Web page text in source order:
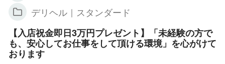
デリヘル｜スタンダード
【入店祝金即日3万円プレゼント】「未経験の方で
も、安心してお仕事をして頂ける環境」を心がけて
おります